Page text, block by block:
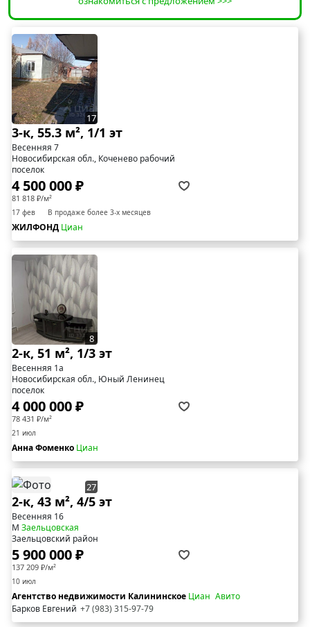
17
3-к, 55.3 м², 1/1 эт
Весенняя 7
Новосибирская обл., Коченево рабочий
поселок
4 500 000 ₽
81 818 ₽/м²
17 фев В продаже более 3-х месяцев
ЖИЛФОНД Циан
8
2-к, 51 м², 1/3 эт
Весенняя 1а
Новосибирская обл., Юный Ленинец
поселок
4 000 000 ₽
78 431 ₽/м²
21 июл
Анна Фоменко Циан
27
2-к, 43 м², 4/5 эт
Весенняя 16
М Заельцовская
Заельцовский район
5 900 000 ₽
137 209 ₽/м²
10 июл
Агентство недвижимости Калининское Циан Авито
Барков Евгений +7 (983) 315-97-79